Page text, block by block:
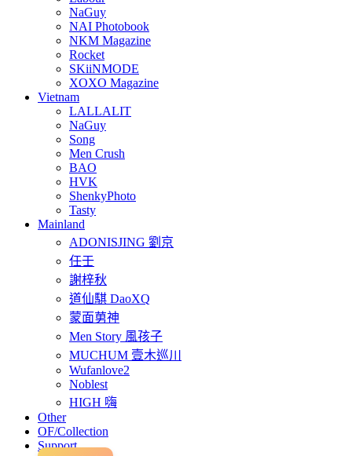
NaGuy
NAI Photobook
NKM Magazine
Rocket
SKiiNMODE
XOXO Magazine
Vietnam
LALLALIT
NaGuy
Song
Men Crush
BAO
HVK
ShenkyPhoto
Tasty
Mainland
ADONISJING 劉京
任壬
謝梓秋
道仙騏 DaoXQ
蒙面莮神
Men Story 風孩子
MUCHUM 壹木巡川
Wufanlove2
Noblest
HIGH 嗨
Other
OF/Collection
Support